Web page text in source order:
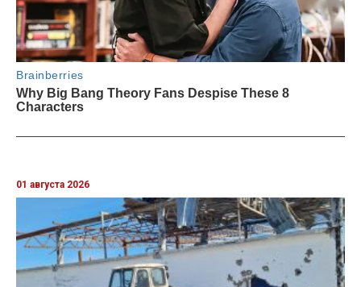
01 августа 2026